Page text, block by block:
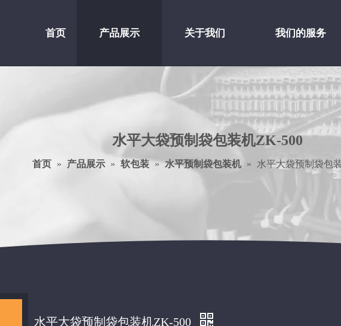
首页 产品展示 关于我们 我们的服务
水平大袋预制袋包装机ZK-500
首页 » 产品展示 » 软包装 » 水平预制袋包装机 » 水平大袋预制袋包
水平大袋预制袋包装机ZK-500